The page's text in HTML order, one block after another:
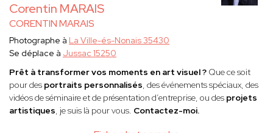
Corentin MARAIS
CORENTIN MARAIS
Photographe à La Ville-és-Nonais 35430
Se déplace à Jussac 15250
Prêt à transformer vos moments en art visuel ? Que ce soit
pour des portraits personnalisés, des événements spéciaux, des
vidéos de séminaire et de présentation d’entreprise, ou des projets
artistiques, je suis là pour vous. Contactez-moi.